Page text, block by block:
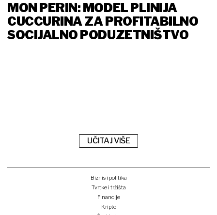
MON PERIN: MODEL PLINIJA
CUCCURINA ZA PROFITABILNO
SOCIJALNO PODUZETNIŠTVO
UČITAJ VIŠE
Biznis i politika
Tvrtke i tržišta
Financije
Kripto